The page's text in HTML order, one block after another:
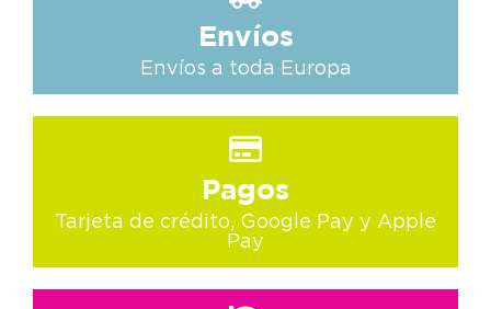
Envíos
Envíos a toda Europa
Pagos
Tarjeta de crédito, Google Pay y Apple
Pay